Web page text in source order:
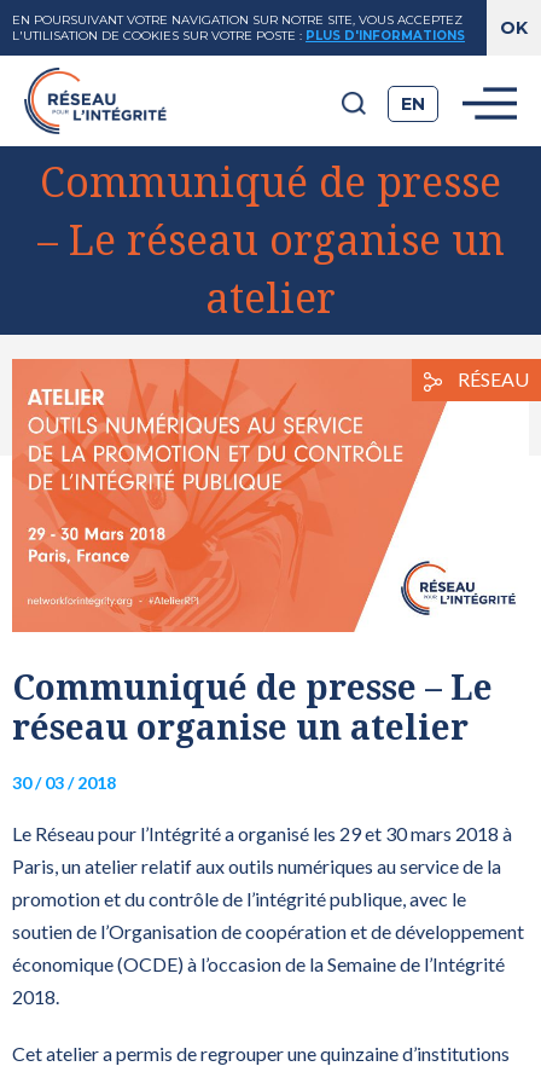
EN POURSUIVANT VOTRE NAVIGATION SUR NOTRE SITE, VOUS ACCEPTEZ
L'UTILISATION DE COOKIES SUR VOTRE POSTE : PLUS D'INFORMATIONS
EN
Communiqué de presse
– Le réseau organise un
atelier
RÉSEAU
Larger
Image
Communiqué de presse – Le
réseau organise un atelier
30 / 03 / 2018
Le Réseau pour l’Intégrité a organisé les 29 et 30 mars 2018 à
Paris, un atelier relatif aux outils numériques au service de la
promotion et du contrôle de l’intégrité publique, avec le
soutien de l’Organisation de coopération et de développement
économique (OCDE) à l’occasion de la Semaine de l’Intégrité
2018.
Cet atelier a permis de regrouper une quinzaine d’institutions